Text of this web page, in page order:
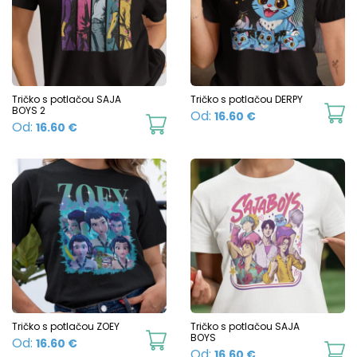
The
options
chosen
on
product
page
Tričko s potlačou SAJA
BOYS 2
Od: 16.60 €
This
has
multiple
variants.
options
may
be
chosen
Tričko s potlačou DERPY
Od: 16.60 €
Tričko s potlačou ZOEY
Od: 16.60 €
This
Tričko s potlačou SAJA
BOYS